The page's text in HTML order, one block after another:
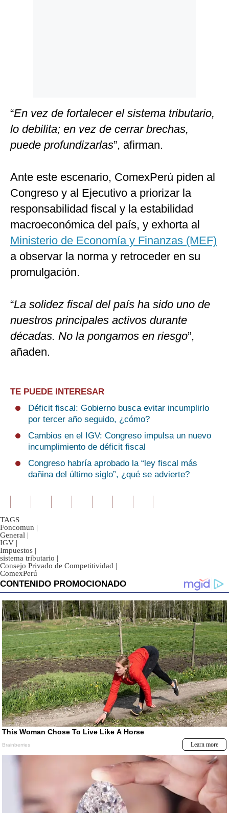
“En vez de fortalecer el sistema tributario,
lo debilita; en vez de cerrar brechas,
puede profundizarlas”, afirman.
Ante este escenario, ComexPerú piden al
Congreso y al Ejecutivo a priorizar la
responsabilidad fiscal y la estabilidad
macroeconómica del país, y exhorta al
Ministerio de Economía y Finanzas (MEF)
a observar la norma y retroceder en su
promulgación.
“La solidez fiscal del país ha sido uno de
nuestros principales activos durante
décadas. No la pongamos en riesgo”,
añaden.
TE PUEDE INTERESAR
Déficit fiscal: Gobierno busca evitar incumplirlo
por tercer año seguido, ¿cómo?
Cambios en el IGV: Congreso impulsa un nuevo
incumplimiento de déficit fiscal
Congreso habría aprobado la “ley fiscal más
dañina del último siglo”, ¿qué se advierte?
TAGS
Foncomun |
General |
IGV |
Impuestos |
sistema tributario |
Consejo Privado de Competitividad |
ComexPerú